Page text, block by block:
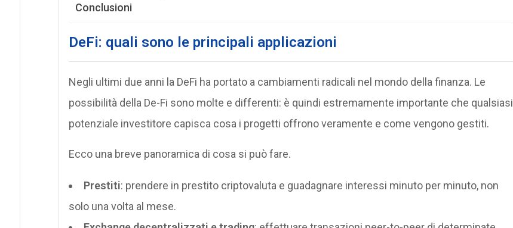
Conclusioni
DeFi: quali sono le principali applicazioni
Negli ultimi due anni la DeFi ha portato a cambiamenti radicali nel mondo della finanza. Le
possibilità della De-Fi sono molte e differenti: è quindi estremamente importante che qualsiasi
potenziale investitore capisca cosa i progetti offrono veramente e come vengono gestiti.
Ecco una breve panoramica di cosa si può fare.
Prestiti: prendere in prestito criptovaluta e guadagnare interessi minuto per minuto, non
solo una volta al mese.